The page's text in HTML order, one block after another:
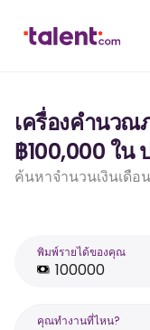
เครื่องคำนวณ
฿100,000 ใน
ค้นหาจำนวนเงินเดื
พิมพ์รายได้ของคุณ
คุณทำงานที่ไหน?